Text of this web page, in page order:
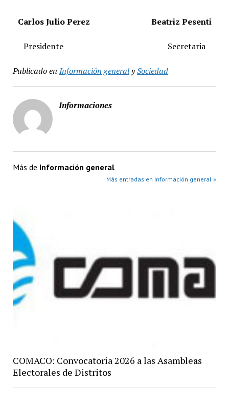
Carlos Julio Perez Beatriz Pesenti
Presidente Secretaria
Publicado en Información generalySociedad
Informaciones
Más de Información general
Más entradas en Información general »
COMACO: Convocatoria 2026 a las Asambleas
Electorales de Distritos